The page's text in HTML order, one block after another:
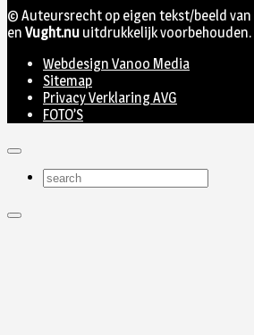
© Auteursrecht op eigen tekst/beeld van
en Vught.nu uitdrukkelijk voorbehouden.
Webdesign Vanoo Media
Sitemap
Privacy Verklaring AVG
FOTO’S